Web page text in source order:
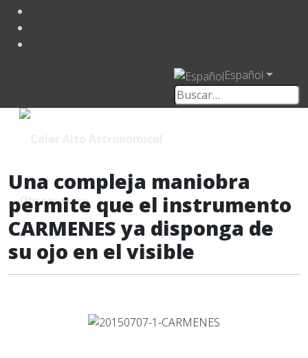
Español
Una compleja maniobra
permite que el instrumento
CARMENES ya disponga de
su ojo en el visible